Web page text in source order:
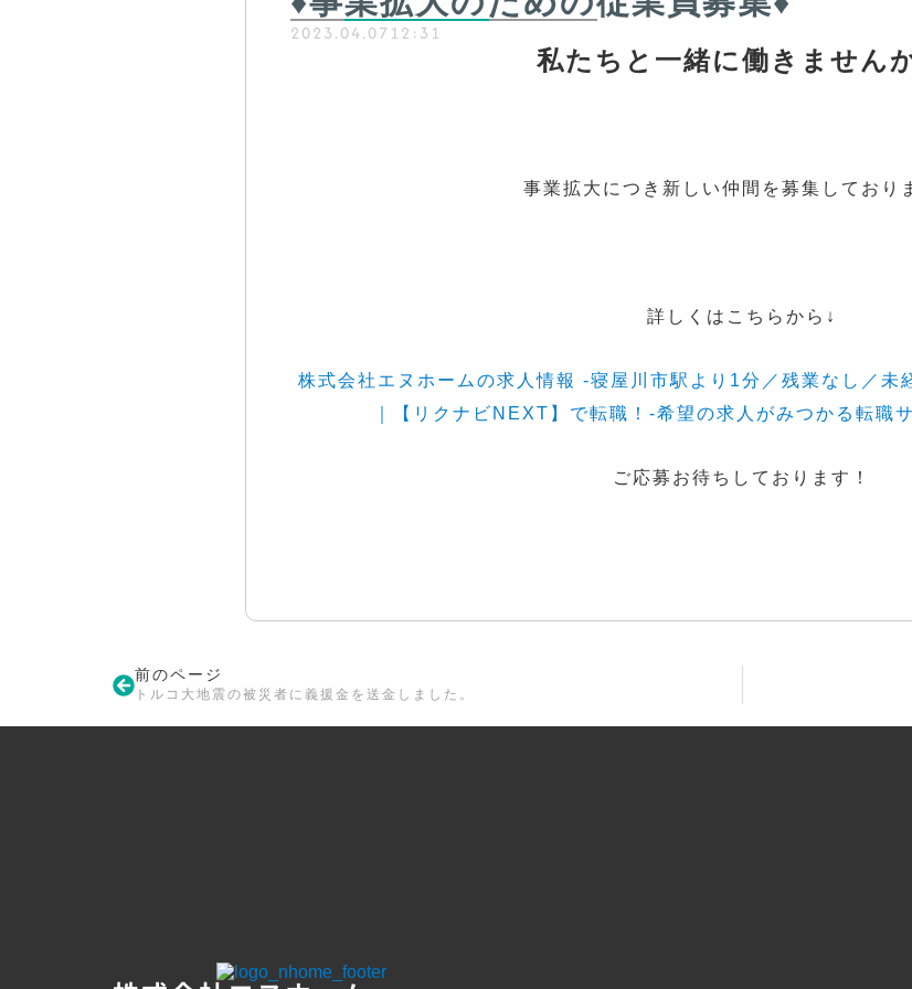
2023.04.0712:31
私たちと一緒に働きません
事業拡大につき新しい仲間を募集しており
詳しくはこちらから↓
株式会社エヌホームの求人情報 -寝屋川市駅より1分／残業なし／未
｜【リクナビNEXT】で転職！-希望の求人がみつかる転
ご応募お待ちしております！
前のページ
トルコ大地震の被災者に義援金を送金しました。